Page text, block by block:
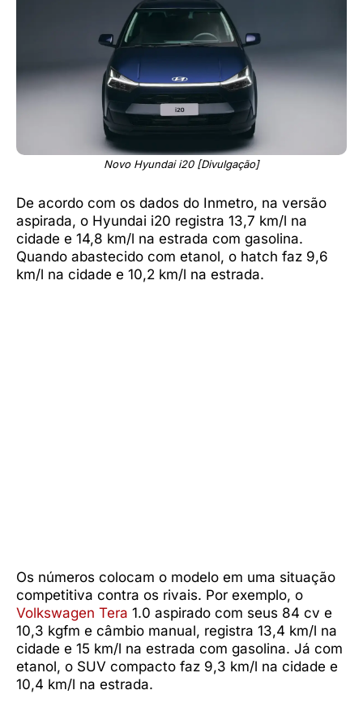
Novo Hyundai i20 [Divulgação]
De acordo com os dados do Inmetro, na versão
aspirada, o Hyundai i20 registra 13,7 km/l na
cidade e 14,8 km/l na estrada com gasolina.
Quando abastecido com etanol, o hatch faz 9,6
km/l na cidade e 10,2 km/l na estrada.
Os números colocam o modelo em uma situação
competitiva contra os rivais. Por exemplo, o
Volkswagen Tera 1.0 aspirado com seus 84 cv e
10,3 kgfm e câmbio manual, registra 13,4 km/l na
cidade e 15 km/l na estrada com gasolina. Já com
etanol, o SUV compacto faz 9,3 km/l na cidade e
10,4 km/l na estrada.